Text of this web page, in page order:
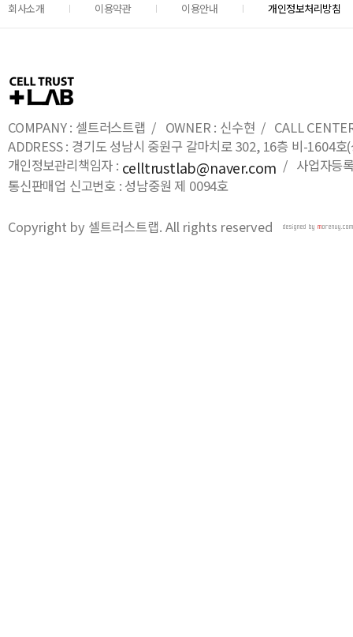
회사소개 이용약관 이용안내 개인정보처리방침
COMPANY : 셀트러스트랩 / OWNER : 신수현 / CALL
ADDRESS : 경기도 성남시 중원구 갈마치로 302, 16층 비-1604
개인정보관리책임자 : celltrustlab@naver.com / 사업자등
통신판매업 신고번호 : 성남중원 제 0094호
Copyright by 셀트러스트랩. All rights reserved